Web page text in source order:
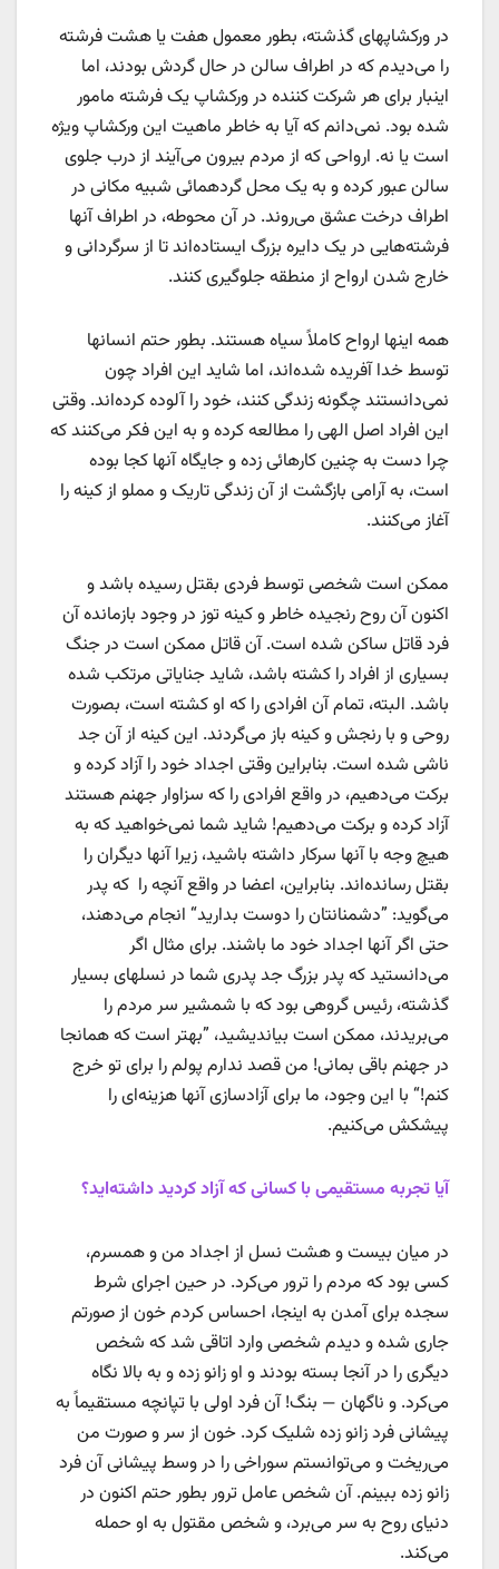
در ورکشاپهای گذشته، بطور معمول هفت یا هشت فرشته
را می‌دیدم که در اطراف سالن در حال گردش بودند، اما
اینبار برای هر شرکت کننده در ورکشاپ یک فرشته مامور
شده بود. نمی‌دانم که آیا به خاطر ماهیت این ورکشاپ ویژه
است یا نه. ارواحی که از مردم بیرون می‌آیند از درب جلوی
سالن عبور کرده و به یک محل گردهمائی شبیه مکانی در
اطراف درخت عشق می‌روند. در آن محوطه، در اطراف آنها
فرشته‌هایی در یک دایره بزرگ ایستاده‌اند تا از سرگردانی و
خارج شدن ارواح از منطقه جلوگیری کنند.
همه اینها ارواح کاملاً سیاه هستند. بطور حتم انسانها
توسط خدا آفریده شده‌اند، اما شاید این افراد چون
نمی‌دانستند چگونه زندگی کنند، خود را آلوده کرده‌اند. وقتی
این افراد اصل الهی را مطالعه کرده و به این فکر می‌کنند که
چرا دست به چنین کارهائی زده‌ و جایگاه آنها کجا بوده
است، به آرامی بازگشت از آن زندگی تاریک و مملو از کینه را
آغاز می‌کنند.
ممکن است شخصی توسط فردی بقتل رسیده باشد و
اکنون آن روح رنجیده خاطر و کینه توز در وجود بازمانده آن
فرد قاتل ساکن شده است. آن قاتل ممکن است در جنگ
بسیاری از افراد را کشته باشد، شاید جنایاتی مرتکب شده
باشد. البته، تمام آن افرادی را که او کشته است، بصورت
روحی و با رنجش و کینه باز می‌گردند. این کینه از آن جد
ناشی شده است. بنابراین وقتی اجداد خود را آزاد کرده و
برکت می‌دهیم، در واقع افرادی را که سزاوار جهنم هستند
آزاد کرده و برکت می‌دهیم! شاید شما نمی‌خواهید که به
هیچ وجه با آنها سرکار داشته باشید، زیرا آنها دیگران را
بقتل رسانده‌اند. بنابراین، اعضا در واقع آنچه را که پدر
می‌گوید: ”دشمنانتان را دوست بدارید“ انجام می‌دهند،
حتی اگر آنها اجداد خود ما باشند. برای مثال اگر
می‌دانستید که پدر بزرگ جد پدری شما در نسلهای بسیار
گذشته، رئیس گروهی بود که با شمشیر سر مردم را
می‌بریدند، ممکن است بیاندیشید، ”بهتر است که همانجا
در جهنم باقی بمانی! من قصد ندارم پولم را برای تو خرج
کنم!“ با این وجود، ما برای آزادسازی آنها هزینه‌ای را
پیشکش می‌کنیم.
آیا تجربه مستقیمی با کسانی که آزاد کردید داشته‌اید؟
در میان بیست و هشت نسل از اجداد من و همسرم،
کسی بود که مردم را ترور می‌کرد. در حین اجرای شرط
سجده برای آمدن به اینجا، احساس کردم خون از صورتم
جاری شده و دیدم شخصی وارد اتاقی شد که شخص
دیگری را در آنجا بسته بودند و او زانو زده و به بالا نگاه
می‌کرد. و ناگهان — بنگ! آن فرد اولی با تپانچه مستقیماً به
پیشانی فرد زانو زده شلیک کرد. خون از سر و صورت من
می‌ریخت و می‌توانستم سوراخی را در وسط پیشانی آن فرد
زانو زده ببینم. آن شخص عامل ترور بطور حتم اکنون در
دنیای روح به سر می‌برد، و شخص مقتول به او حمله
می‌کند.